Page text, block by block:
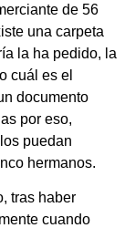
de 56
una carpeta
la ha pedido, la
cuál es el
documento
por eso,
puedan
hermanos.
tras haber
cuando